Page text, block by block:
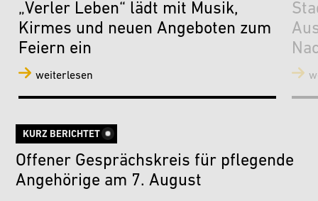
„Verler Leben“ lädt mit Musik,
Kirmes und neuen Angeboten zum
Feiern ein
weiterlesen
KURZ BERICHTET
Offener Gesprächskreis für pflegende
Angehörige am 7. August